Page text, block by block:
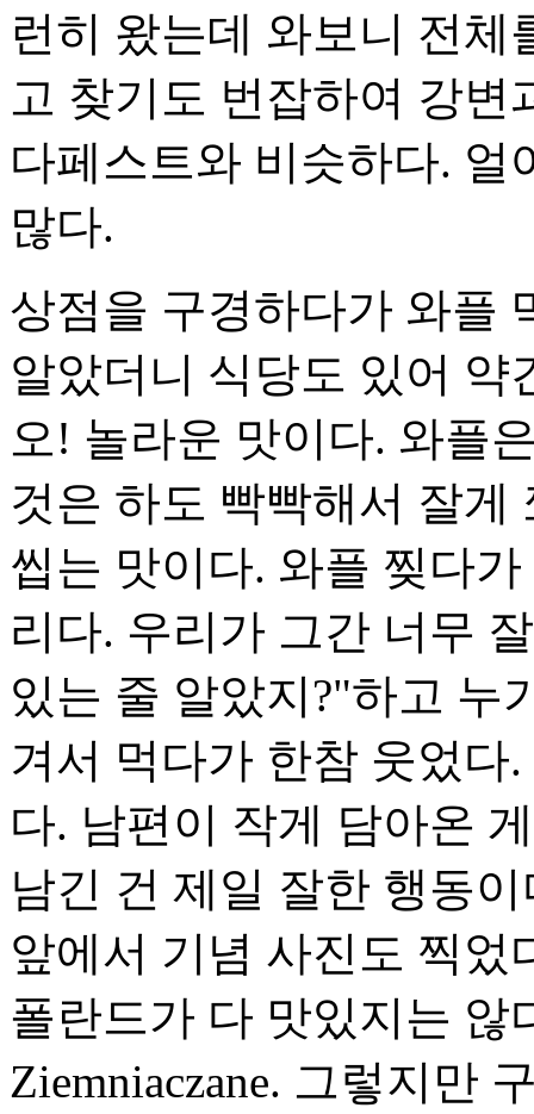
런히 왔는데 와보니 전체
고 찾기도 번잡하여 강변
다페스트와 비슷하다.
많다.
상점을 구경하다가 와플
알았더니 식당도 있어 약
오! 놀라운 맛이다. 와플
것은 하도 빡빡해서 잘게
씹는 맛이다. 와플 찢다
리다. 우리가 그간 너무
있는 줄 알았지?"하고 누
겨서 먹다가 한참 웃었다
다. 남편이 작게 담아온
남긴 건 제일 잘한 행동
앞에서 기념 사진도 찍
폴란드가 다 맛있지는 않
Ziemniaczane. 그렇지만